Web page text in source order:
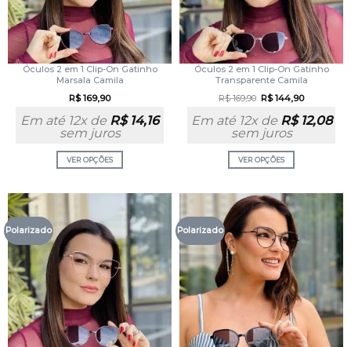
Óculos 2 em 1 Clip-On Gatinho
Marsala Camila
R$169,90
Em até 12x de R$14,16
sem juros
VER OPÇÕES
Óculos 2 em 1 Clip-On Gatinho
Transparente Camila
R$169,90 R$144,90
Em até 12x de R$12,08
sem juros
VER OPÇÕES
Polarizado Polarizado